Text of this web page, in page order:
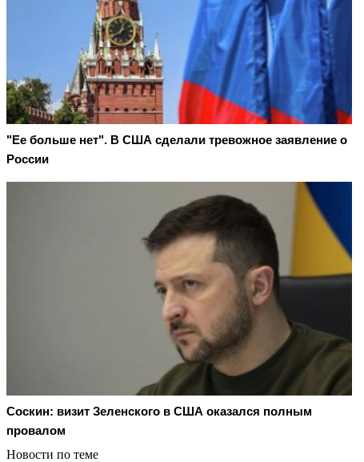
"Ее больше нет". В США сделали тревожное заявление о
России
Соскин: визит Зеленского в США оказался полным
провалом
Новости по теме